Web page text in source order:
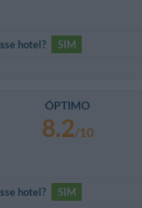
hotel?
SIM
ÓPTIMO
8.2/10
hotel?
SIM